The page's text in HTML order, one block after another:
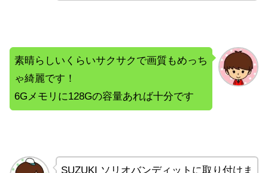
素晴らしいくらいサクサクで画質もめっち
ゃ綺麗です！
6Gメモリに128Gの容量あれば十分です
SUZUKI ソリオバンディットに取り付けま